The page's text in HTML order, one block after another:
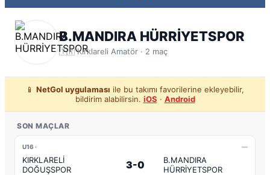
B.MANDIRA HÜRRİYETSPOR
🇹🇷Kırklareli Amatör · 2 maç
📱 NetGol uygulaması ile bu takımı favorilerine ekleyebilir,
bildirim alabilirsin. iOS · Android
SON MAÇLAR
U16 · —
KIRKLARELİ
DOĞUŞSPOR
3-0
B.MANDIRA
HÜRRİYETSPOR